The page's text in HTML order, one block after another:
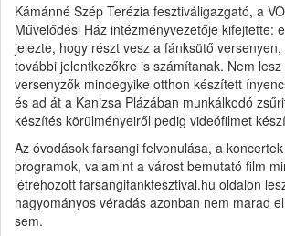
Kámánné Szép Terézia fesztiváligazgató, a
Művelődési Ház intézményvezetője kifejtette:
jelezte, hogy részt vesz a fánksütő
további jelentkezőkre is számítanak. Nem
versenyzők mindegyike otthon készített
és ad át a Kanizsa Plázában munkálkodó
készítés körülményeiről pedig videófilmet
Az óvodások farsangi felvonulása, a
programok, valamint a várost bemutató film
létrehozott farsangifankfesztival.hu oldalon
hagyományos véradás azonban nem marad
sem.